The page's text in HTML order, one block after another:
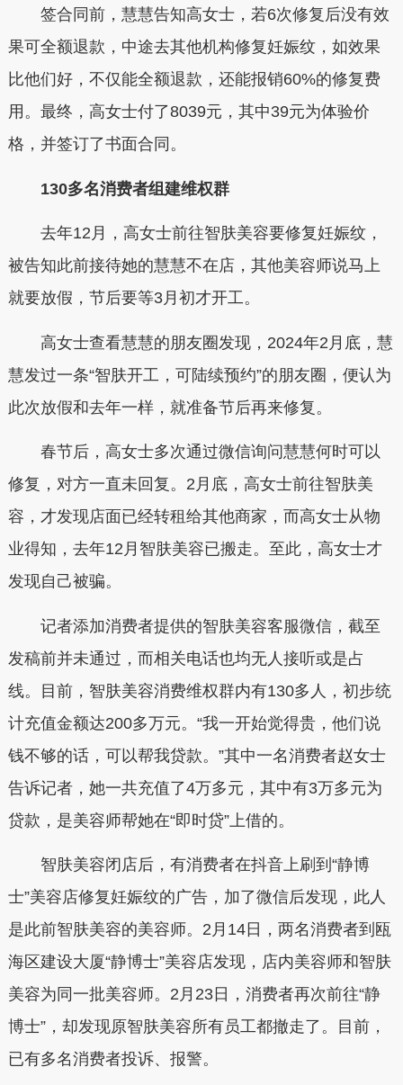
签合同前，慧慧告知高女士，若6次修复后没有效
果可全额退款，中途去其他机构修复妊娠纹，如效果
比他们好，不仅能全额退款，还能报销60%的修复费
用。最终，高女士付了8039元，其中39元为体验价
格，并签订了书面合同。
130多名消费者组建维权群
去年12月，高女士前往智肤美容要修复妊娠纹，
被告知此前接待她的慧慧不在店，其他美容师说马上
就要放假，节后要等3月初才开工。
高女士查看慧慧的朋友圈发现，2024年2月底，慧
慧发过一条“智肤开工，可陆续预约”的朋友圈，便认为
此次放假和去年一样，就准备节后再来修复。
春节后，高女士多次通过微信询问慧慧何时可以
修复，对方一直未回复。2月底，高女士前往智肤美
容，才发现店面已经转租给其他商家，而高女士从物
业得知，去年12月智肤美容已搬走。至此，高女士才
发现自己被骗。
记者添加消费者提供的智肤美容客服微信，截至
发稿前并未通过，而相关电话也均无人接听或是占
线。目前，智肤美容消费维权群内有130多人，初步统
计充值金额达200多万元。“我一开始觉得贵，他们说
钱不够的话，可以帮我贷款。”其中一名消费者赵女士
告诉记者，她一共充值了4万多元，其中有3万多元为
贷款，是美容师帮她在“即时贷”上借的。
智肤美容闭店后，有消费者在抖音上刷到“静博
士”美容店修复妊娠纹的广告，加了微信后发现，此人
是此前智肤美容的美容师。2月14日，两名消费者到瓯
海区建设大厦“静博士”美容店发现，店内美容师和智肤
美容为同一批美容师。2月23日，消费者再次前往“静
博士”，却发现原智肤美容所有员工都撤走了。目前，
已有多名消费者投诉、报警。